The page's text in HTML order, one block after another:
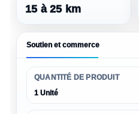
15 à 25 km
Soutien et commerce
QUANTITÉ DE PRODUIT
1 Unité